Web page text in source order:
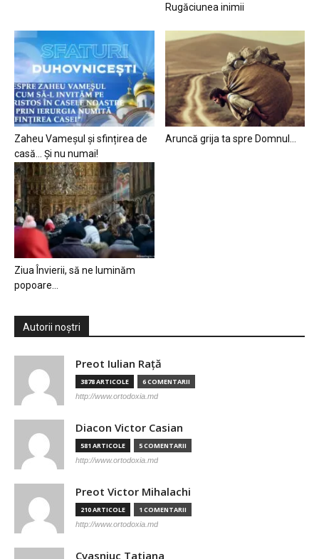
Rugăciunea inimii
Zaheu Vameșul și sfințirea de
casă… Și nu numai!
Aruncă grija ta spre Domnul…
Ziua Învierii, să ne luminăm
popoare…
Autorii noștri
Preot Iulian Raţă
3878 ARTICOLE 6 COMENTARII
http://www.ortodoxia.md
Diacon Victor Casian
581 ARTICOLE 5 COMENTARII
http://www.ortodoxia.md
Preot Victor Mihalachi
210 ARTICOLE 1 COMENTARII
http://www.ortodoxia.md
Cvasniuc Tatiana